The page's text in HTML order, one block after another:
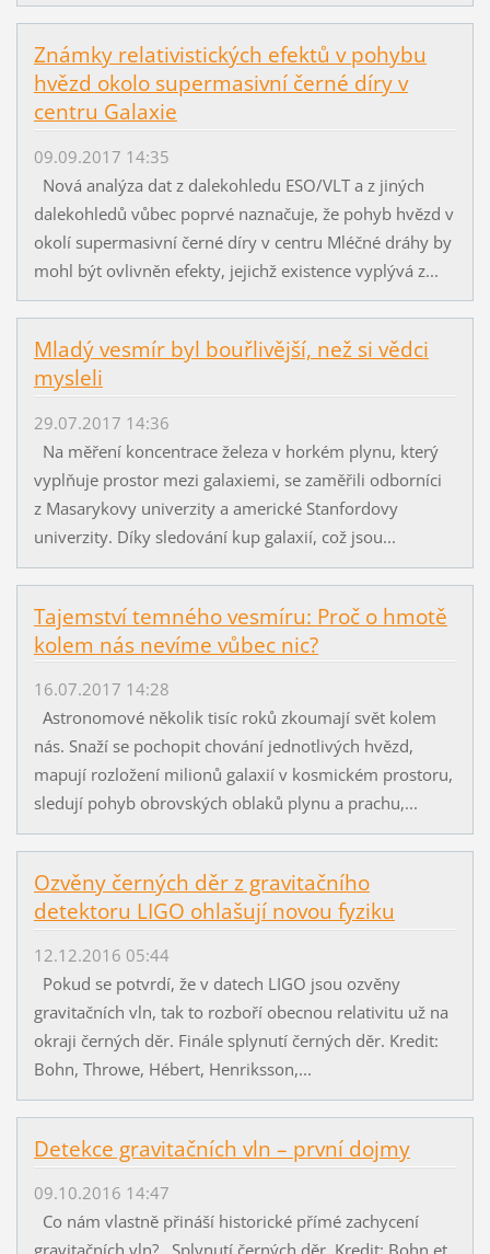
Známky relativistických efektů v pohybu
hvězd okolo supermasivní černé díry v
centru Galaxie
09.09.2017 14:35
Nová analýza dat z dalekohledu ESO/VLT a z jiných
dalekohledů vůbec poprvé naznačuje, že pohyb hvězd v
okolí supermasivní černé díry v centru Mléčné dráhy by
mohl být ovlivněn efekty, jejichž existence vyplývá z...
Mladý vesmír byl bouřlivější, než si vědci
mysleli
29.07.2017 14:36
Na měření koncentrace železa v horkém plynu, který
vyplňuje prostor mezi galaxiemi, se zaměřili odborníci
z Masarykovy univerzity a americké Stanfordovy
univerzity. Díky sledování kup galaxií, což jsou...
Tajemství temného vesmíru: Proč o hmotě
kolem nás nevíme vůbec nic?
16.07.2017 14:28
Astronomové několik tisíc roků zkoumají svět kolem
nás. Snaží se pochopit chování jednotlivých hvězd,
mapují rozložení milionů galaxií v kosmickém prostoru,
sledují pohyb obrovských oblaků plynu a prachu,...
Ozvěny černých děr z gravitačního
detektoru LIGO ohlašují novou fyziku
12.12.2016 05:44
Pokud se potvrdí, že v datech LIGO jsou ozvěny
gravitačních vln, tak to rozboří obecnou relativitu už na
okraji černých děr. Finále splynutí černých děr. Kredit:
Bohn, Throwe, Hébert, Henriksson,...
Detekce gravitačních vln – první dojmy
09.10.2016 14:47
Co nám vlastně přináší historické přímé zachycení